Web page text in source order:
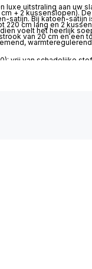
uitstraling aan uw
satijn. Bij katoen-satijn
voelt het heerlijk
+ 2 kussenslopen).
cm lang en 2
van 20 cm en een
vrij van schadelijke